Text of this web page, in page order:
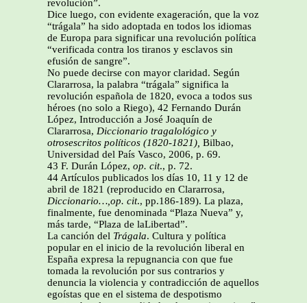
revolución”.
Dice luego, con evidente exageración, que la voz
“trágala” ha sido adoptada en todos los idiomas
de Europa para significar una revolución política
“verificada contra los tiranos y esclavos sin
efusión de sangre”.
No puede decirse con mayor claridad. Según
Clararrosa, la palabra “trágala” significa la
revolución española de 1820, evoca a todos sus
héroes (no solo a Riego), 42 Fernando Durán
López, Introducción a José Joaquín de
Clararrosa, Diccionario tragalológico y
otrosescritos políticos (1820-1821), Bilbao,
Universidad del País Vasco, 2006, p. 69.
43 F. Durán López, op. cit., p. 72.
44 Artículos publicados los días 10, 11 y 12 de
abril de 1821 (reproducido en Clararrosa,
Diccionario…,op. cit., pp.186-189). La plaza,
finalmente, fue denominada “Plaza Nueva” y,
más tarde, “Plaza de laLibertad”.
La canción del Trágala. Cultura y política
popular en el inicio de la revolución liberal en
España expresa la repugnancia con que fue
tomada la revolución por sus contrarios y
denuncia la violencia y contradicción de aquellos
egoístas que en el sistema de despotismo